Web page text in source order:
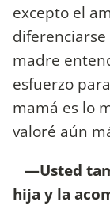
excepto el
madre
esfuerzo
mamá es lo
valoré aún
—Usted
hija y la